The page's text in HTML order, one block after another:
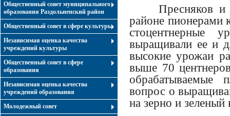
Общественный совет муниципального
образования Раздольненский район
Общественный совет в сфере культуры
Независимая оценка качества
учреждений культуры
Общественный совет в сфере
образования
Независимая оценка качества
учреждений образования
Молодежный совет
Пресняков и
районе пионерами
стоцентнерные
выращивали ее и
высокие урожаи
выше 70
обрабатываемые
вопрос о
на зерно и зеленый